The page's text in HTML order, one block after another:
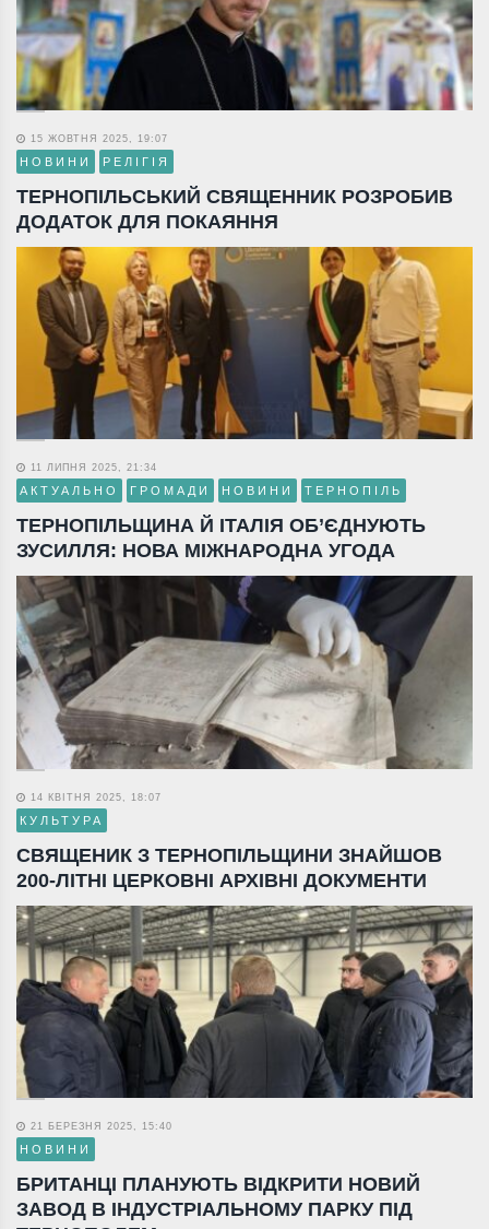
15 ЖОВТНЯ 2025, 19:07
НОВИНИ РЕЛІГІЯ
ТЕРНОПІЛЬСЬКИЙ СВЯЩЕННИК РОЗРОБИВ
ДОДАТОК ДЛЯ ПОКАЯННЯ
11 ЛИПНЯ 2025, 21:34
АКТУАЛЬНО ГРОМАДИ НОВИНИ ТЕРНОПІЛЬ
ТЕРНОПІЛЬЩИНА Й ІТАЛІЯ ОБ’ЄДНУЮТЬ
ЗУСИЛЛЯ: НОВА МІЖНАРОДНА УГОДА
14 КВІТНЯ 2025, 18:07
КУЛЬТУРА
СВЯЩЕНИК З ТЕРНОПІЛЬЩИНИ ЗНАЙШОВ
200-ЛІТНІ ЦЕРКОВНІ АРХІВНІ ДОКУМЕНТИ
21 БЕРЕЗНЯ 2025, 15:40
НОВИНИ
БРИТАНЦІ ПЛАНУЮТЬ ВІДКРИТИ НОВИЙ
ЗАВОД В ІНДУСТРІАЛЬНОМУ ПАРКУ ПІД